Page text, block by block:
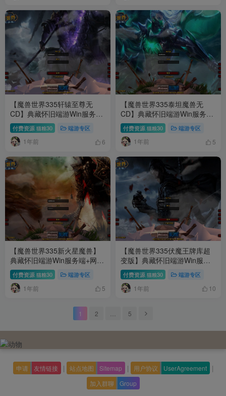
【魔兽世界335轩辕至尊无
CD】典藏怀旧端游Win服务端
+网页注册+GM指令教程+PC
客户端+架设教程
付费资源 猫粮30 端游专区
1年前 6
【魔兽世界335泰坦魔兽无
CD】典藏怀旧端游Win服务端
+网页注册+GM指令教程+PC
客户端+架设教程
付费资源 猫粮30 端游专区
1年前 5
【魔兽世界335新火星魔兽】
典藏怀旧端游Win服务端+网页
注册+GM指令教程+PC客户端
+架设教程
付费资源 猫粮30 端游专区
1年前 5
【魔兽世界335伏魔王牌库超
变版】典藏怀旧端游Win服务
端+网页注册+GM指令教程
+PC客户端+架设教程
付费资源 猫粮30 端游专区
1年前 10
1 2 5
申请 友情链接 | 站点地图 Sitemap | 用户协议 UserAgreement |
加入群聊 Group